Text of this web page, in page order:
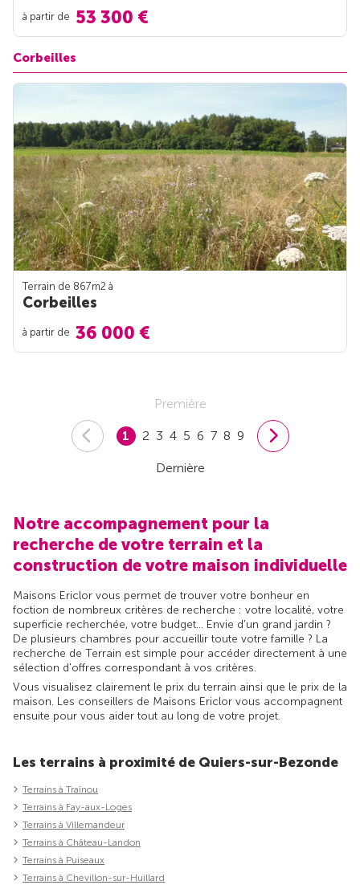
à partir de 53 300 €
Corbeilles
Terrain de 867m2 à
Corbeilles
à partir de 36 000 €
Première
1 2 3 4 5 6 7 8 9
Dernière
Notre accompagnement pour la
recherche de votre terrain et la
construction de votre maison individuelle
Maisons Ericlor vous permet de trouver votre bonheur en
foction de nombreux critères de recherche : votre localité, votre
superficie recherchée, votre budget... Envie d'un grand jardin ?
De plusieurs chambres pour accueillir toute votre famille ? La
recherche de Terrain est simple pour accéder directement à une
sélection d'offres correspondant à vos critères.
Vous visualisez clairement le prix du terrain ainsi que le prix de la
maison. Les conseillers de Maisons Ericlor vous accompagnent
ensuite pour vous aider tout au long de votre projet.
Les terrains à proximité de Quiers-sur-Bezonde
Terrains à Traînou
Terrains à Fay-aux-Loges
Terrains à Villemandeur
Terrains à Château-Landon
Terrains à Puiseaux
Terrains à Chevillon-sur-Huillard